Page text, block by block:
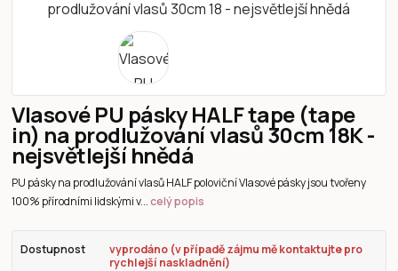
Vlasové PU pásky HALF tape (tape
in) na prodlužování vlasů 30cm 18K -
nejsvětlejší hnědá
PU pásky na prodlužování vlasů HALF poloviční Vlasové pásky jsou tvořeny
100% přírodními lidskými v...celý popis
Dostupnost
vyprodáno (v případě zájmu mě kontaktujte pro
rychlejší naskladnění)